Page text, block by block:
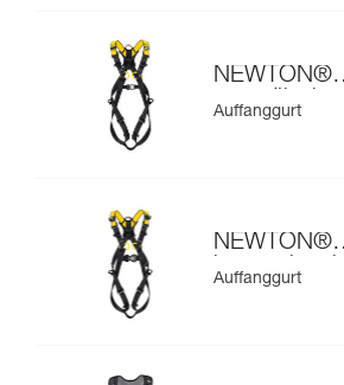
NEWTON®
europäische
Ausführung
Auffanggurt
NEWTON®
internationale
Ausführung
Auffanggurt